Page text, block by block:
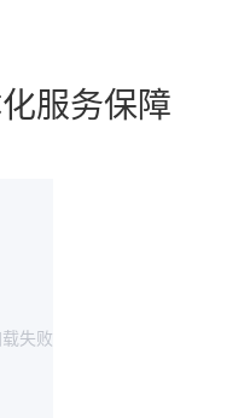
服务保障
载失败